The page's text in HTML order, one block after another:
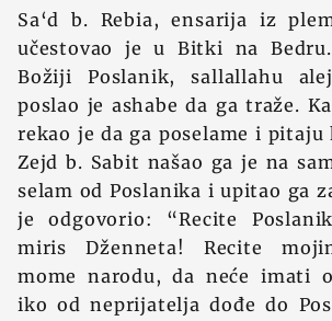
Sa‘d b. Rebia, ensarija iz
učestovao je u Bitki na
Božiji Poslanik, sallallahu
poslao je ashabe da ga traže.
rekao je da ga poselame i pitaju
Zejd b. Sabit našao ga je na
selam od Poslanika i upitao ga
je odgovorio: “Recite
miris Dženneta! Recite
mome narodu, da neće imati
iko od neprijatelja dođe do